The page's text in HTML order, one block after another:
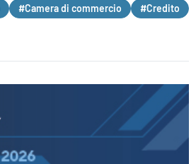
#Camera di commercio
#Credito